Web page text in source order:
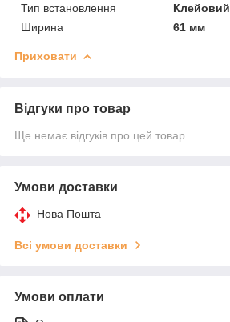
Тип встановлення
Клейовий
Ширина
61 мм
Приховати
Відгуки про товар
Ще немає відгуків про цей товар
Умови доставки
Нова Пошта
Всі умови доставки
Умови оплати